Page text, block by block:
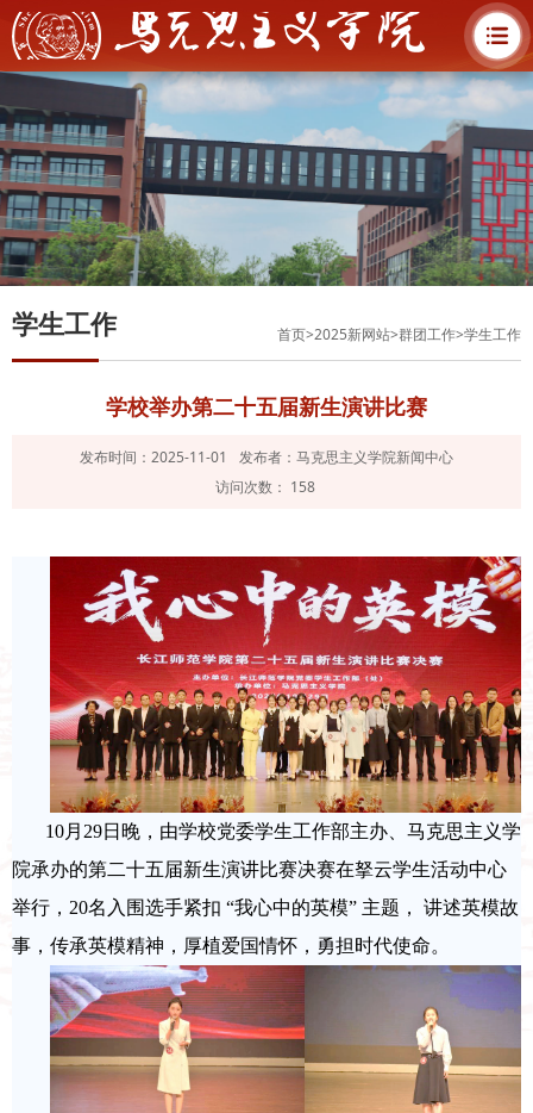
学生工作 首页>2025新网站>群团工作>学生工作
​学校举办第二十五届新生演讲比赛
发布时间：2025-11-01
发布者：马克思主义学院新闻中心
访问次数： 158
10月 29日晚，由学校党委学生工作部主办、马克思主义学
院承办的第二十五届新生演讲比赛决赛在拏云学生活动中心
举行， 20名入围选手紧扣 “我心中的英模” 主题， 讲述英模故
事，传承英模精神，厚植爱国情怀，勇担时代使命。